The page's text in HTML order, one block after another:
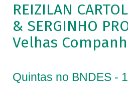
REIZILAN
& SERGINHO
Velhas
Quintas no BNDES -